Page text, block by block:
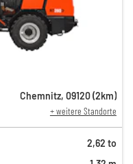
Chemnitz, 09120(2km)
+ weitere Standorte
2,62 to